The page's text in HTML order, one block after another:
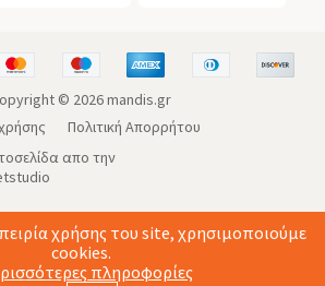
© 2026mandis.gr
Πολιτική Απορρήτου
απο την
χρήσης του site, χρησιμοποιούμε
cookies.
πληροφορίες